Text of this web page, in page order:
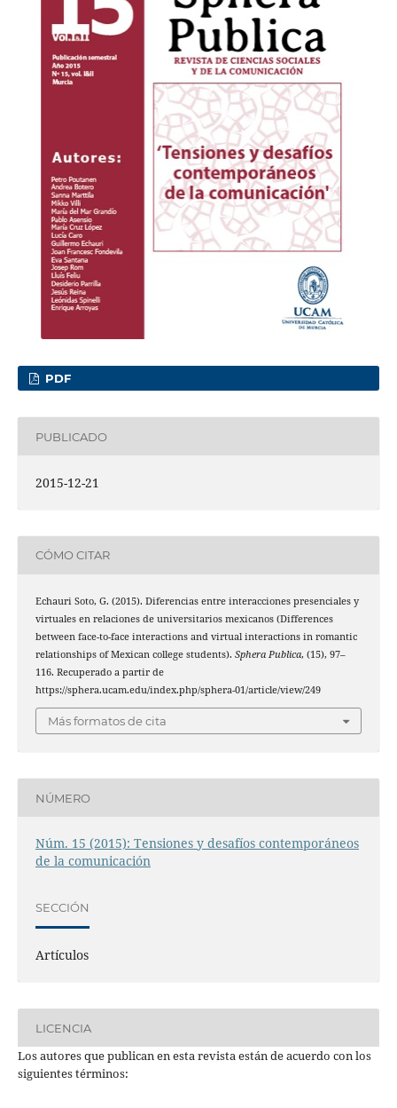
PDF
PUBLICADO
2015-12-21
CÓMO CITAR
Echauri Soto, G. (2015). Diferencias entre interacciones presenciales y
virtuales en relaciones de universitarios mexicanos (Differences
between face-to-face interactions and virtual interactions in romantic
relationships of Mexican college students). Sphera Publica, (15), 97–
116. Recuperado a partir de
https://sphera.ucam.edu/index.php/sphera-01/article/view/249
Más formatos de cita
NÚMERO
Núm. 15 (2015): Tensiones y desafíos contemporáneos
de la comunicación
SECCIÓN
Artículos
LICENCIA
Los autores que publican en esta revista están de acuerdo con los
siguientes términos: